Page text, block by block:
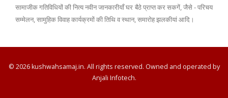
सामाजीक गतिविधियों की नित्य नवीन जानकारीयाँ घर बैठे प्राप्त कर सकगें, जैसे - परिचय
सम्मेलन, सामुहिक विवाह कार्यक्रमों की तिथि व स्थान, समारोह झलकीयां आदि।
© 2026 kushwahsamaj.in. All rights reserved. Owned and operated by
Anjali Infotech.